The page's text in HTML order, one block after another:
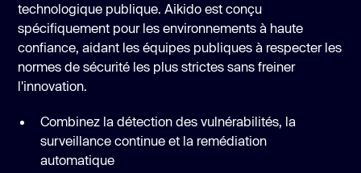
technologique publique. Aikido est conçu
spécifiquement pour les environnements à haute
confiance, aidant les équipes publiques à respecter les
normes de sécurité les plus strictes sans freiner
l'innovation.
Combinez la détection des vulnérabilités, la
surveillance continue et la remédiation
automatique